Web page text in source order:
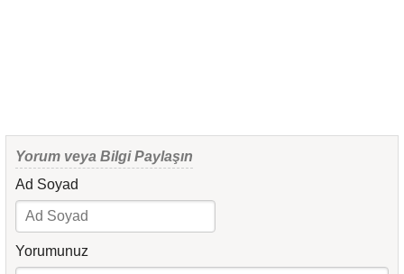
Yorum veya Bilgi Paylaşın
Ad Soyad
Yorumunuz